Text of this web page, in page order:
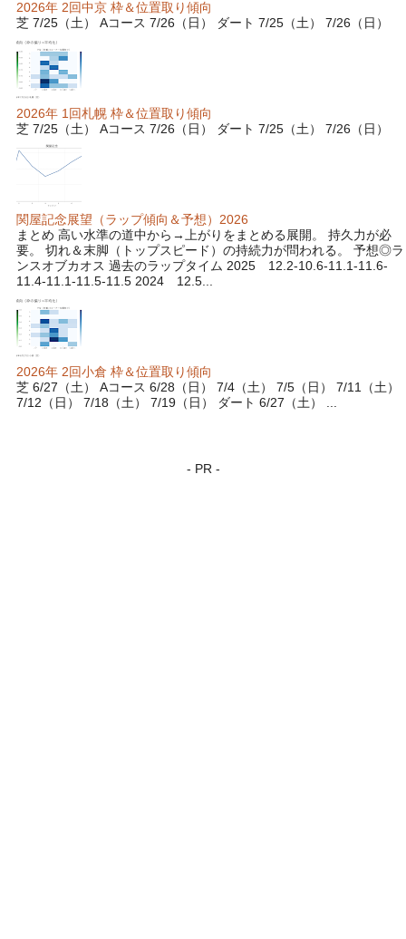
2026年 2回中京 枠＆位置取り傾向
芝 7/25（土） Aコース 7/26（日） ダート 7/25（土） 7/26（日）
2026年 1回札幌 枠＆位置取り傾向
芝 7/25（土） Aコース 7/26（日） ダート 7/25（土） 7/26（日）
関屋記念展望（ラップ傾向＆予想）2026
まとめ 高い水準の道中から→上がりをまとめる展開。 持久力が必
要。 切れ＆末脚（トップスピード）の持続力が問われる。 予想◎ラ
ンスオブカオス 過去のラップタイム 2025 12.2-10.6-11.1-11.6-
11.4-11.1-11.5-11.5 2024 12.5...
2026年 2回小倉 枠＆位置取り傾向
芝 6/27（土） Aコース 6/28（日） 7/4（土） 7/5（日） 7/11（土）
7/12（日） 7/18（土） 7/19（日） ダート 6/27（土） ...
- PR -